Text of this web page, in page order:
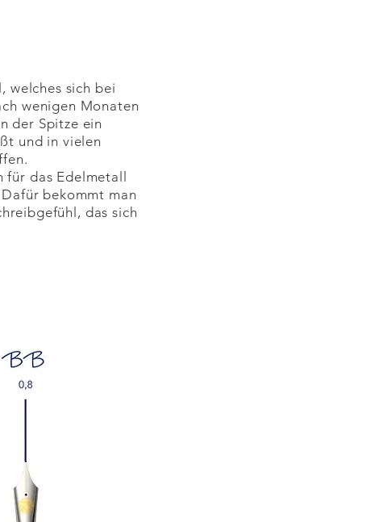
welches sich bei
wenigen Monaten
der Spitze ein
und in vielen
das Edelmetall
bekommt man
das sich